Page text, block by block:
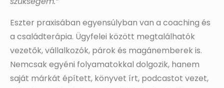
Eszter praxisában egyensúlyban van a coaching és
a családterápia. Ügyfelei között megtalálhatók
vezetők, vállalkozók, párok és magánemberek is.
Nemcsak egyéni folyamatokkal dolgozik, hanem
saját márkát épített, könyvet írt, podcastot vezet,